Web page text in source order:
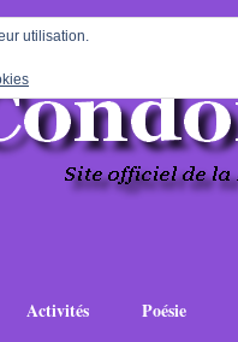
Activités Poésie
utilisation.